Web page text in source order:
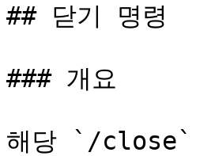
## 닫기 명령
### 개요
해당 `/close`